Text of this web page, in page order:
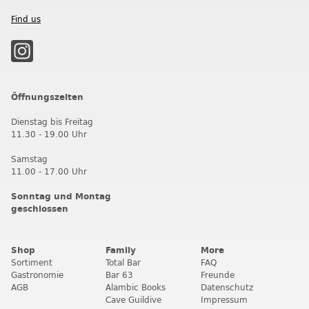
Find us
Öffnungszeiten
Dienstag bis Freitag
11.30 - 19.00 Uhr
Samstag
11.00 - 17.00 Uhr
Sonntag und Montag
geschlossen
Shop
Sortiment
Gastronomie
AGB
Family
Total Bar
Bar 63
Alambic Books
Cave Guildive
More
FAQ
Freunde
Datenschutz
Impressum